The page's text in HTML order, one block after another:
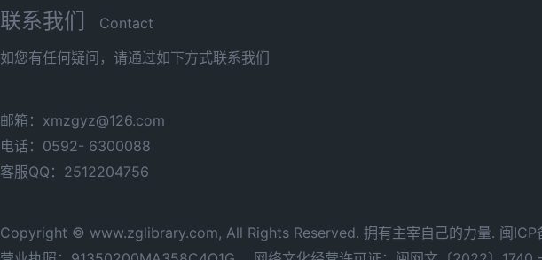
联系我们
Contact
如您有任何疑问，请通过如下方式联系我们
邮箱：xmzgyz@126.com
电话：0592- 6300088
客服QQ：2512204756
Copyright © www.zglibrary.com, All Rights Reserved. 拥有主宰自己的力量. 闽